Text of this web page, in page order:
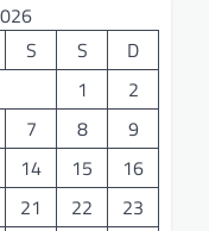
S S
D
1
2
7 8
9
14 15
16
21 22
23